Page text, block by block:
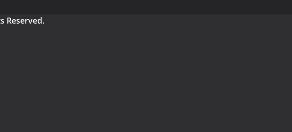
Reserved.